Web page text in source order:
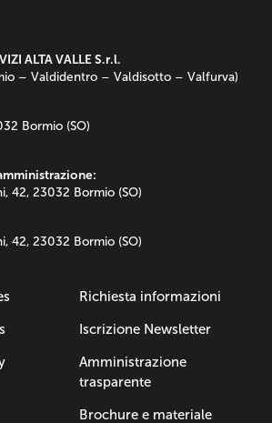
ALTA VALLE S.r.l.
– Valdidentro – Valdisotto – Valfurva)
Bormio (SO)
42, 23032 Bormio (SO)
42, 23032 Bormio (SO)
Richiesta informazioni
Iscrizione Newsletter
Amministrazione
trasparente
Brochure e materiale